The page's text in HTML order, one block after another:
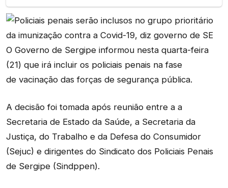
O Governo de Sergipe informou nesta quarta-feira
(21) que irá incluir os policiais penais na fase
de vacinação das forças de segurança pública.
A decisão foi tomada após reunião entre a a
Secretaria de Estado da Saúde, a Secretaria da
Justiça, do Trabalho e da Defesa do Consumidor
(Sejuc) e dirigentes do Sindicato dos Policiais Penais
de Sergipe (Sindppen).